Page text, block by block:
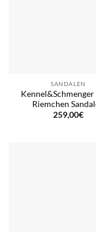
SANDALEN
Riemchen
259,00€